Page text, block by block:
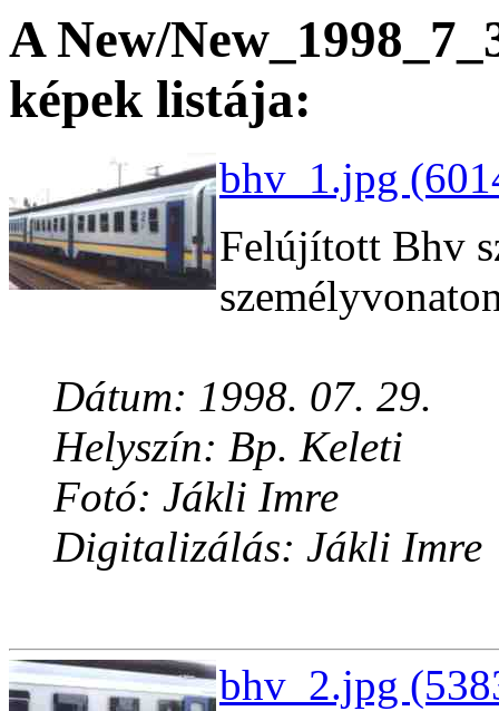
A New/
képek listája:
bhv_1.jpg
Felújított Bhv
Dátum: 1998. 07. 29.
Helyszín: Bp. Keleti
Fotó: Jákli Imre
Digitalizálás: Jákli Imre
bhv_2.jpg